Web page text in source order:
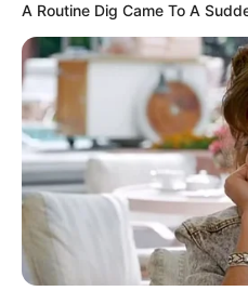
A Routine Dig Came To A